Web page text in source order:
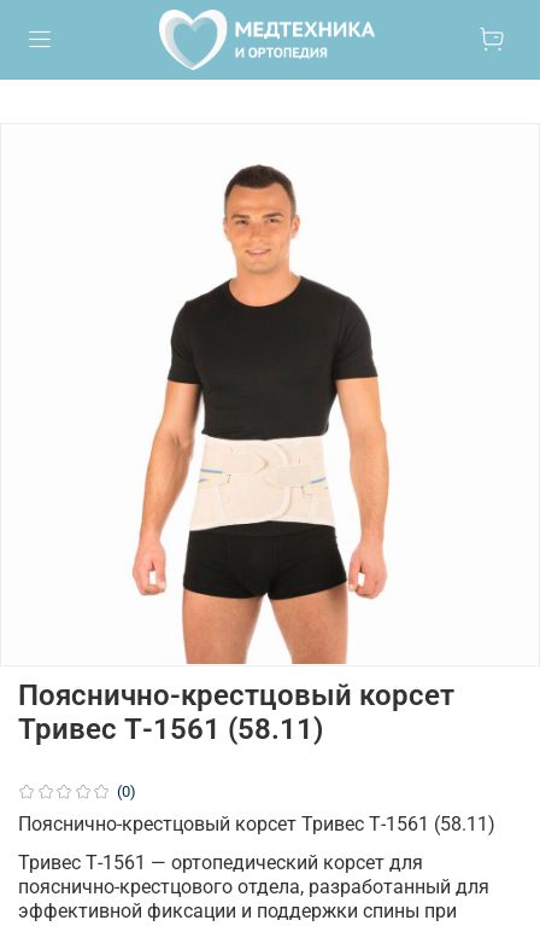
(0)
Пояснично-крестцовый корсет
Тривес Т-1561 (58.11)
Пояснично-крестцовый корсет Тривес Т-1561 (58.11)
Тривес Т-1561 — ортопедический корсет для
пояснично-крестцового отдела, разработанный для
эффективной фиксации и поддержки спины при